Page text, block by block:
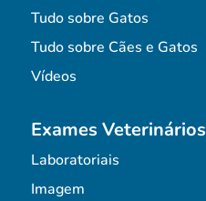
Tudo sobre Gatos
Tudo sobre Cães e Gatos
Vídeos
Exames Veterinários
Laboratoriais
Imagem